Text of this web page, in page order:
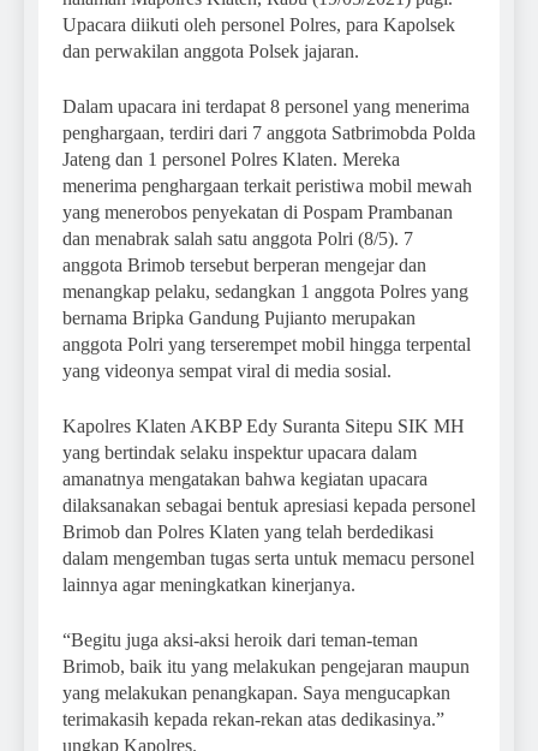
Upacara diikuti oleh personel Polres, para Kapolsek
dan perwakilan anggota Polsek jajaran.
Dalam upacara ini terdapat 8 personel yang menerima
penghargaan, terdiri dari 7 anggota Satbrimobda Polda
Jateng dan 1 personel Polres Klaten. Mereka
menerima penghargaan terkait peristiwa mobil mewah
yang menerobos penyekatan di Pospam Prambanan
dan menabrak salah satu anggota Polri (8/5). 7
anggota Brimob tersebut berperan mengejar dan
menangkap pelaku, sedangkan 1 anggota Polres yang
bernama Bripka Gandung Pujianto merupakan
anggota Polri yang terserempet mobil hingga terpental
yang videonya sempat viral di media sosial.
Kapolres Klaten AKBP Edy Suranta Sitepu SIK MH
yang bertindak selaku inspektur upacara dalam
amanatnya mengatakan bahwa kegiatan upacara
dilaksanakan sebagai bentuk apresiasi kepada personel
Brimob dan Polres Klaten yang telah berdedikasi
dalam mengemban tugas serta untuk memacu personel
lainnya agar meningkatkan kinerjanya.
“Begitu juga aksi-aksi heroik dari teman-teman
Brimob, baik itu yang melakukan pengejaran maupun
yang melakukan penangkapan. Saya mengucapkan
terimakasih kepada rekan-rekan atas dedikasinya.”
ungkap Kapolres.